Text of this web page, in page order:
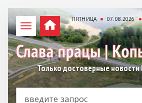
ПЯТНИЦА 07.08.2026
Только достоверные